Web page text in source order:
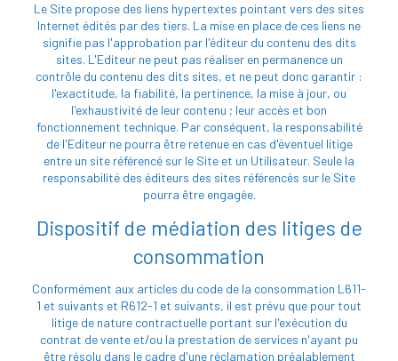
Le Site propose des liens hypertextes pointant vers des sites
Internet édités par des tiers. La mise en place de ces liens ne
signifie pas l'approbation par l'éditeur du contenu des dits
sites. L'Editeur ne peut pas réaliser en permanence un
contrôle du contenu des dits sites, et ne peut donc garantir :
l'exactitude, la fiabilité, la pertinence, la mise à jour, ou
l'exhaustivité de leur contenu ; leur accès et bon
fonctionnement technique. Par conséquent, la responsabilité
de l'Editeur ne pourra être retenue en cas d'éventuel litige
entre un site référencé sur le Site et un Utilisateur. Seule la
responsabilité des éditeurs des sites référencés sur le Site
pourra être engagée.
Dispositif de médiation des litiges de
consommation
Conformément aux articles du code de la consommation L611-
1 et suivants et R612-1 et suivants, il est prévu que pour tout
litige de nature contractuelle portant sur l'exécution du
contrat de vente et/ou la prestation de services n'ayant pu
être résolu dans le cadre d'une réclamation préalablement